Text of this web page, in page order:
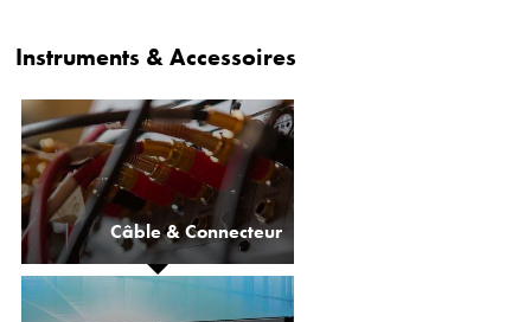
Instruments & Accessoires
Câble & Connecteur